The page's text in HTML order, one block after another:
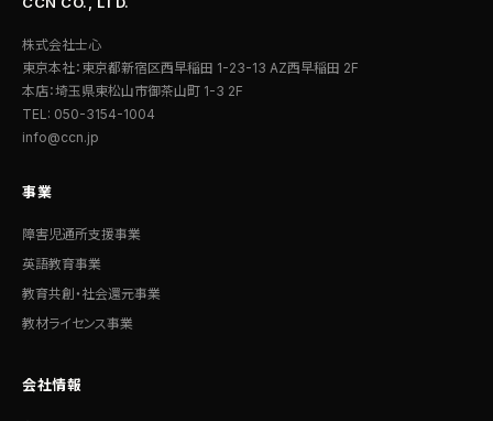
株式会社士心
東京本社：東京都新宿区西早稲田 1-23-13 AZ西早稲田 2F
本店：埼玉県東松山市御茶山町 1-3 2F
TEL: 050-3154-1004
info@ccn.jp
事業
障害児通所支援事業
英語教育事業
教育共創・社会還元事業
教材ライセンス事業
会社情報